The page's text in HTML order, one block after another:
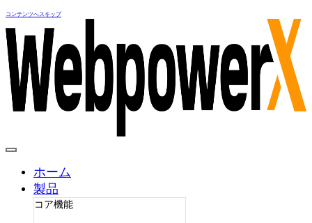
コンテンツへスキップ
ホーム
製品
コア機能